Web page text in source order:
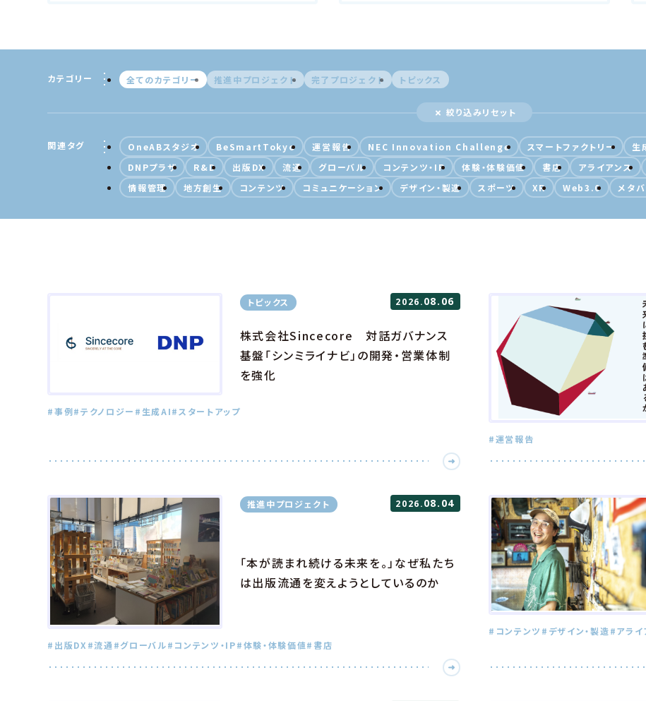
カテゴリー 全てのカテゴリー 推進中プロジェクト 完了プロジェクト トピックス
絞り込みリセット
関連タグ OneABスタジオ BeSmartTokyo 運営報告 NEC Innovation Challenge スマートファクトリー 生
DNPプラザ
R&D 出版DX 流通 グローバル コンテンツ・IP 体験・体験価値 書店 アライアンス
情報管理
地方創生 コンテンツ コミュニケーション デザイン・製造 スポーツ XR Web3.0 メタ
トピックス 2026.08.06
株式会社Sincecore 対話ガバナンス
基盤「シンミライナビ」の開発・営業体制
を強化
#事例#テクノロジー #生成AI#スタートアップ
#運営報告
推進中プロジェクト 2026.08.04
「本が読まれ続ける未来を。」なぜ私たち
は出版流通を変えようとしているのか
#出版DX #流通 #グローバル#コンテンツ・IP#体験・体験価値#書店
#コンテンツ #デザイン・製造#アライ